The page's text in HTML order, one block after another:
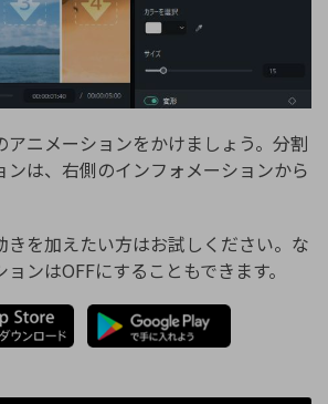
アニメーションをかけましょう。分割
ンは、右側のインフォメーションから
きを加えたい方はお試しください。な
ンはOFFにすることもできます。